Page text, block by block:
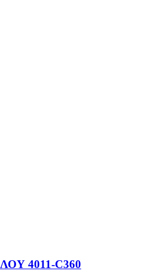
4011-C360